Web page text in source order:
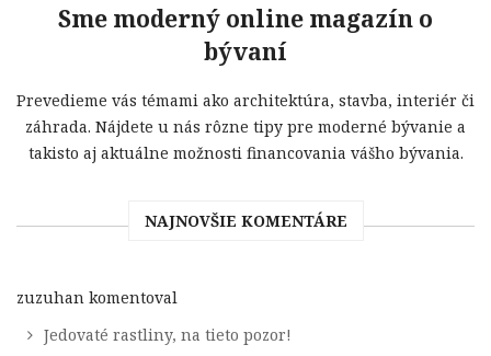
Sme moderný online magazín o
bývaní
Prevedieme vás témami ako architektúra, stavba, interiér či
záhrada. Nájdete u nás rôzne tipy pre moderné bývanie a
takisto aj aktuálne možnosti financovania vášho bývania.
NAJNOVŠIE KOMENTÁRE
zuzuhan komentoval
Jedovaté rastliny, na tieto pozor!